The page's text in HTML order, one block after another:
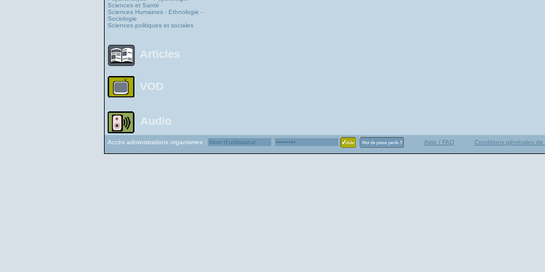
Sciences et Santé
Sciences Humaines - Ethnologie -
Sociologie
Sciences politiques et sociales
Articles
VOD
Audio
Accès administrations organismes : Aide / FAQ Conditions générales de